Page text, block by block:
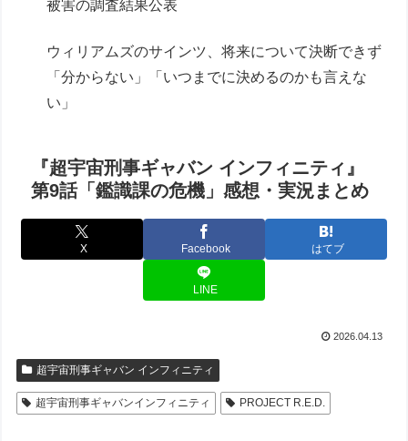
被害の調査結果公表
ウィリアムズのサインツ、将来について決断できず
「分からない」「いつまでに決めるのかも言えな
い」
『超宇宙刑事ギャバン インフィニティ』
第9話「鑑識課の危機」感想・実況まとめ
X Facebook はてブ
LINE
2026.04.13
超宇宙刑事ギャバン インフィニティ
超宇宙刑事ギャバンインフィニティ PROJECT R.E.D.